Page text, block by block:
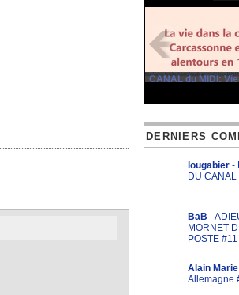
CANAL du MIDI:
DERNIERS
lougabier -
DU CANAL
BaB -
MORNET
POSTE #11
Alain Marie
Allemagne